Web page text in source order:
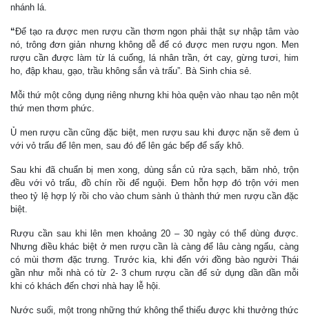
nhánh lá.
“Để tạo ra được men rượu cần thơm ngon phải thật sự nhập tâm vào
nó, trông đơn giản nhưng không dễ để có được men rượu ngon. Men
rượu cần được làm từ lá cuống, lá nhân trần, ớt cay, gừng tươi, him
ho, đập khau, gạo, trầu không sắn và trấu”. Bà Sinh chia sẻ.
Mỗi thứ một công dụng riêng nhưng khi hòa quện vào nhau tạo nên một
thứ men thơm phức.
Ủ men rượu cần cũng đặc biệt, men rượu sau khi được nặn sẽ đem ủ
với vỏ trấu để lên men, sau đó để lên gác bếp để sấy khô.
Sau khi đã chuẩn bị men xong, dùng sắn củ rửa sạch, băm nhỏ, trộn
đều với vỏ trấu, đồ chín rồi để nguội. Đem hỗn hợp đó trộn với men
theo tỷ lệ hợp lý rồi cho vào chum sành ủ thành thứ men rượu cần đặc
biệt.
Rượu cần sau khi lên men khoảng 20 – 30 ngày có thể dùng được.
Nhưng điều khác biệt ở men rượu cần là càng để lâu càng ngấu, càng
có mùi thơm đặc trưng. Trước kia, khi đến với đồng bào người Thái
gần như mỗi nhà có từ 2- 3 chum rượu cần để sử dụng dần dần mỗi
khi có khách đến chơi nhà hay lễ hội.
Nước suối, một trong những thứ không thể thiếu được khi thưởng thức